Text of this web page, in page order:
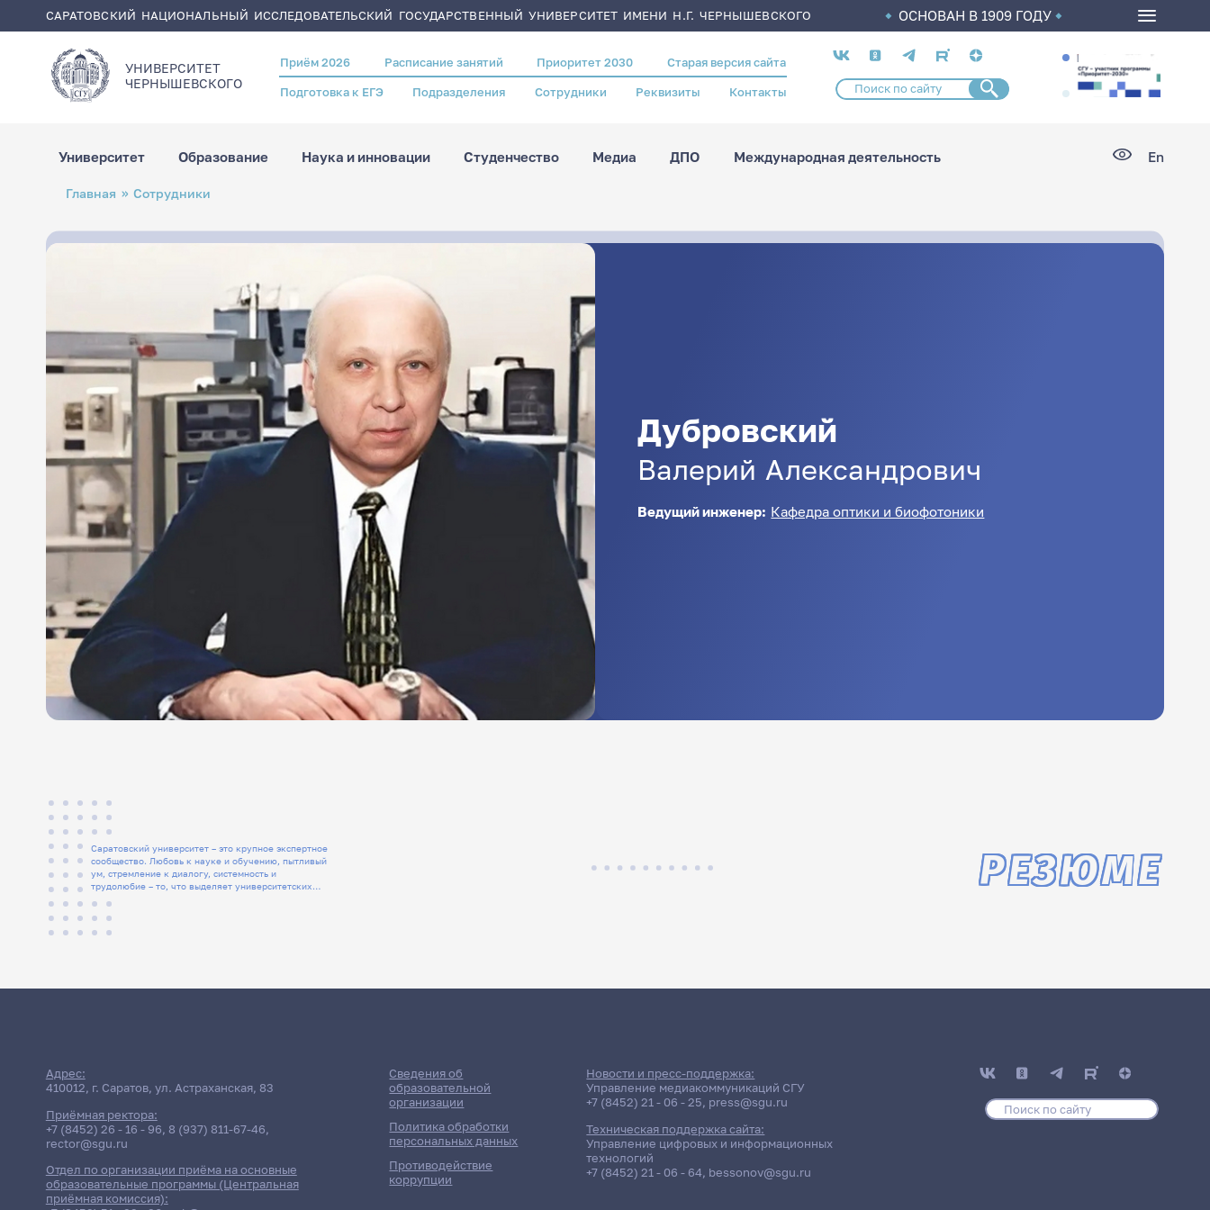
САРАТОВСКИЙ НАЦИОНАЛЬНЫЙ ИССЛЕДОВАТЕЛЬСКИЙ ГОСУДАРСТВЕННЫЙ УНИВЕРСИТЕТ ИМЕНИ Н.Г. ЧЕРНЫШЕВСКОГО ОСНОВАН В 1909 ГОДУ
УНИВЕРСИТЕТ
ЧЕРНЫШЕВСКОГO
Header
menu
Приём 2026 Расписание занятий Приоритет 2030 Старая версия сайта
Подготовка к ЕГЭ Подразделения Сотрудники Реквизиты Контакты
Социальные
сети
Университет Образование Наука и инновации Студенчество Медиа ДПО Международная деятельность En
Строка
навигации
Главная Сотрудники
Дубровский
Валерий Александрович
Ведущий инженеp: Кафедра оптики и биофотоники
Саратовский университет – это крупное экспертное
сообщество. Любовь к науке и обучению, пытливый
ум, стремление к диалогу, системность и
трудолюбие – то, что выделяет университетских
РЕЗЮМЕ
Адрес:
410012, г. Саратов, ул. Астраханская, 83
Приёмная ректора:
+7 (8452) 26 - 16 - 96, 8 (937) 811-67-46,
rector@sgu.ru
Отдел по организации приёма на основные
образовательные программы (Центральная
приёмная комиссия):
Сведения об
образовательной
организации
Политика обработки
персональных данных
Противодействие
коррупции
Новости и пресс-поддержка:
Управление медиакоммуникаций СГУ
+7 (8452) 21 - 06 - 25, press@sgu.ru
Техническая поддержка сайта:
Управление цифровых и информационных
технологий
+7 (8452) 21 - 06 - 64, bessonov@sgu.ru